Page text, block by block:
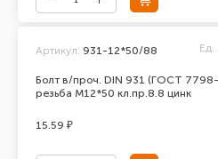
Болт в/проч. DIN 931 (ГОСТ
резьба М12*50 кл.пр.8.8 цинк
Артикул: 931-12*50/88 Ед.
15.59 ₽